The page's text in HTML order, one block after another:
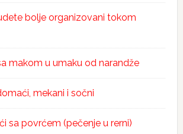
bolje organizovani tokom
makom u umaku od narandže
mekani i sočni
sa povrćem (pečenje u rerni)